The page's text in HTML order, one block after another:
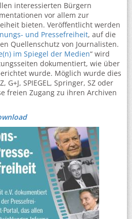
interessierten Bürgern
vor allem zur
bieten. Veröffentlicht werden
und Pressefreiheit, auf die
Quellenschutz von Journalisten.
im Spiegel der Medien“ wird
dokumentiert, wie über
wurde. Möglich wurde dies
G+J, SPIEGEL, Springer, SZ oder
freien Zugang zu ihren Archiven